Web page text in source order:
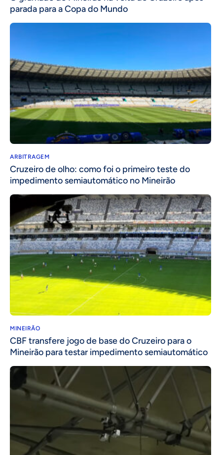
parada para a Copa do Mundo
ARBITRAGEM
Cruzeiro de olho: como foi o primeiro teste do
impedimento semiautomático no Mineirão
MINEIRÃO
CBF transfere jogo de base do Cruzeiro para o
Mineirão para testar impedimento semiautomático